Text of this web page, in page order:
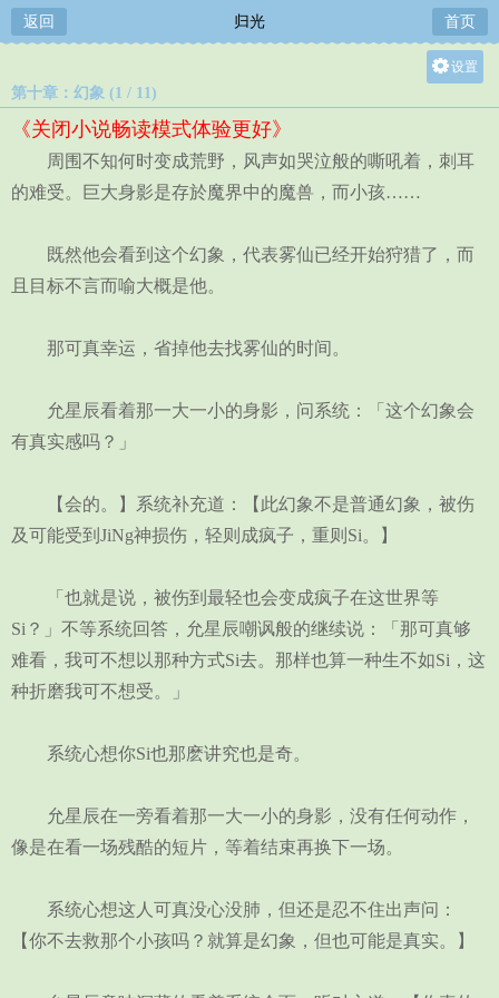
返回 归光 首页
设置
中
第十章：幻象 (1 / 11)
《关闭小说畅读模式体验更好》
周围不知何时变成荒野，风声如哭泣般的嘶吼着，刺耳
的难受。巨大身影是存於魔界中的魔兽，而小孩……
既然他会看到这个幻象，代表雾仙已经开始狩猎了，而
且目标不言而喻大概是他。
那可真幸运，省掉他去找雾仙的时间。
允星辰看着那一大一小的身影，问系统：「这个幻象会
有真实感吗？」
【会的。】系统补充道：【此幻象不是普通幻象，被伤
及可能受到JiNg神损伤，轻则成疯子，重则Si。】
「也就是说，被伤到最轻也会变成疯子在这世界等
Si？」不等系统回答，允星辰嘲讽般的继续说：「那可真够
难看，我可不想以那种方式Si去。那样也算一种生不如Si，这
种折磨我可不想受。」
系统心想你Si也那麽讲究也是奇。
允星辰在一旁看着那一大一小的身影，没有任何动作，
像是在看一场残酷的短片，等着结束再换下一场。
系统心想这人可真没心没肺，但还是忍不住出声问：
【你不去救那个小孩吗？就算是幻象，但也可能是真实。】